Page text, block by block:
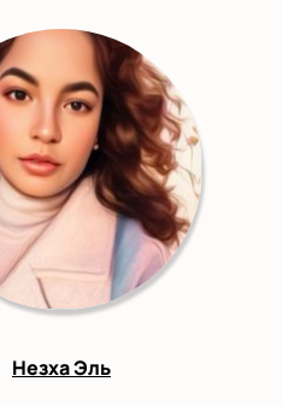
Незха Эль